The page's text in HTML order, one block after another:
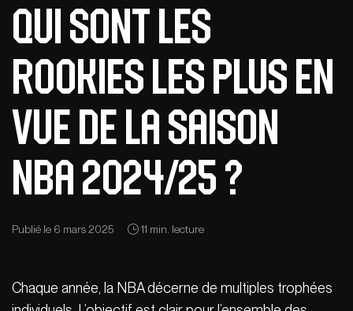
Qui sont les
rookies les plus en
vue de la saison
NBA 2024/25 ?
Publié le 6 mars 2025 11 min. lecture
Chaque année, la NBA décerne de multiples trophées